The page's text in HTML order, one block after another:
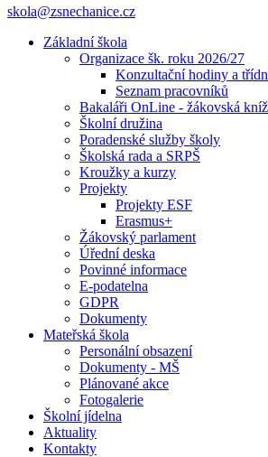
skola@zsnechanice.cz
Základní škola
Organizace šk. roku 2026/27
Konzultační hodiny a
Seznam pracovníků
Bakaláři OnLine - žákovská
Školní družina
Poradenské služby školy
Školská rada a SRPŠ
Kroužky a kurzy
Projekty
Projekty ESF
Erasmus+
Žákovský parlament
Úřední deska
Povinné informace
E-podatelna
GDPR
Dokumenty
Mateřská škola
Personální obsazení
Dokumenty - MŠ
Plánované akce
Fotogalerie
Školní jídelna
Aktuality
Kontakty